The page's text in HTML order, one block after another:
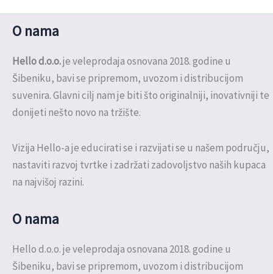
O nama
Hello d.o.o.je veleprodaja osnovana 2018. godine u
Šibeniku, bavi se pripremom, uvozom i distribucijom
suvenira. Glavni cilj nam je biti što originalniji, inovativniji te
donijeti nešto novo na tržište.
Vizija Hello-a je educirati se i razvijati se u našem području,
nastaviti razvoj tvrtke i zadržati zadovoljstvo naših kupaca
na najvišoj razini.
O nama
Hello d.o.o. je veleprodaja osnovana 2018. godine u
Šibeniku, bavi se pripremom, uvozom i distribucijom